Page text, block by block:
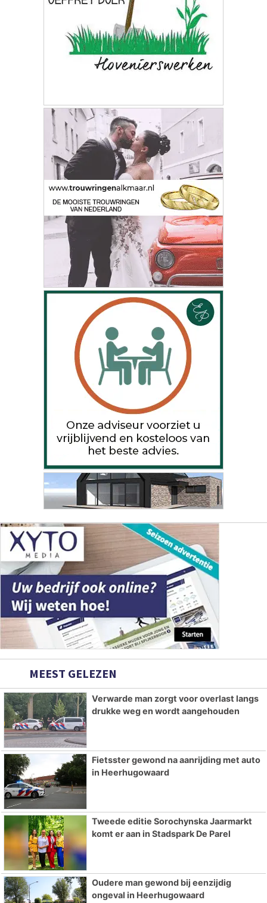
MEEST GELEZEN
Verwarde man zorgt voor overlast langs
drukke weg en wordt aangehouden
Fietsster gewond na aanrijding met auto
in Heerhugowaard
Tweede editie Sorochynska Jaarmarkt
komt er aan in Stadspark De Parel
Oudere man gewond bij eenzijdig
ongeval in Heerhugowaard